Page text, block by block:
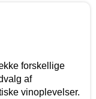
forskellige
af
vinoplevelser.